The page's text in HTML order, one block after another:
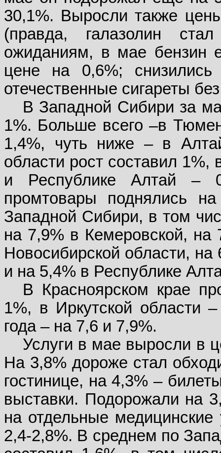
30,1%. Выросли также
(правда, галазолин
ожиданиям, в мае бензин
цене на 0,6%;
отечественные сигареты
В Западной Сибири за
1%. Больше всего –в
1,4%, чуть ниже – в
области рост составил
и Республике Алтай –
промтовары поднялись
Западной Сибири, в том
на 7,9% в Кемеровской, на
Новосибирской области,
и на 5,4% в Республике
В Красноярском крае
1%, в Иркутской области
года – на 7,6 и 7,9%.
Услуги в мае выросли в
На 3,8% дороже стал
гостинице, на 4,3% –
выставки. Подорожали на
на отдельные
2,4-2,8%. В среднем по